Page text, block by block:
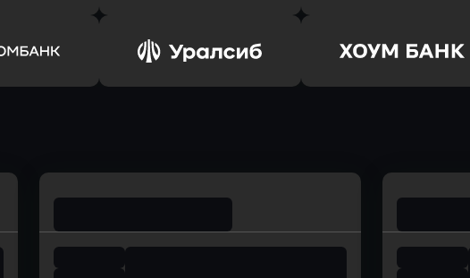
заявку
Оправить заявку
в Почта Банк
Оправить заявку
в Центр-Инвест